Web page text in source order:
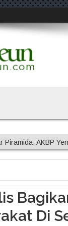
Piramida, AKBP
Probolinggo
Lahan
Gresik
Di